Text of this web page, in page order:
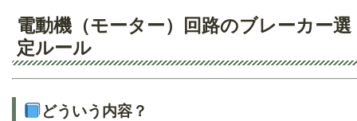
電動機（モーター）回路のブレーカー選
定ルール
どういう内容？